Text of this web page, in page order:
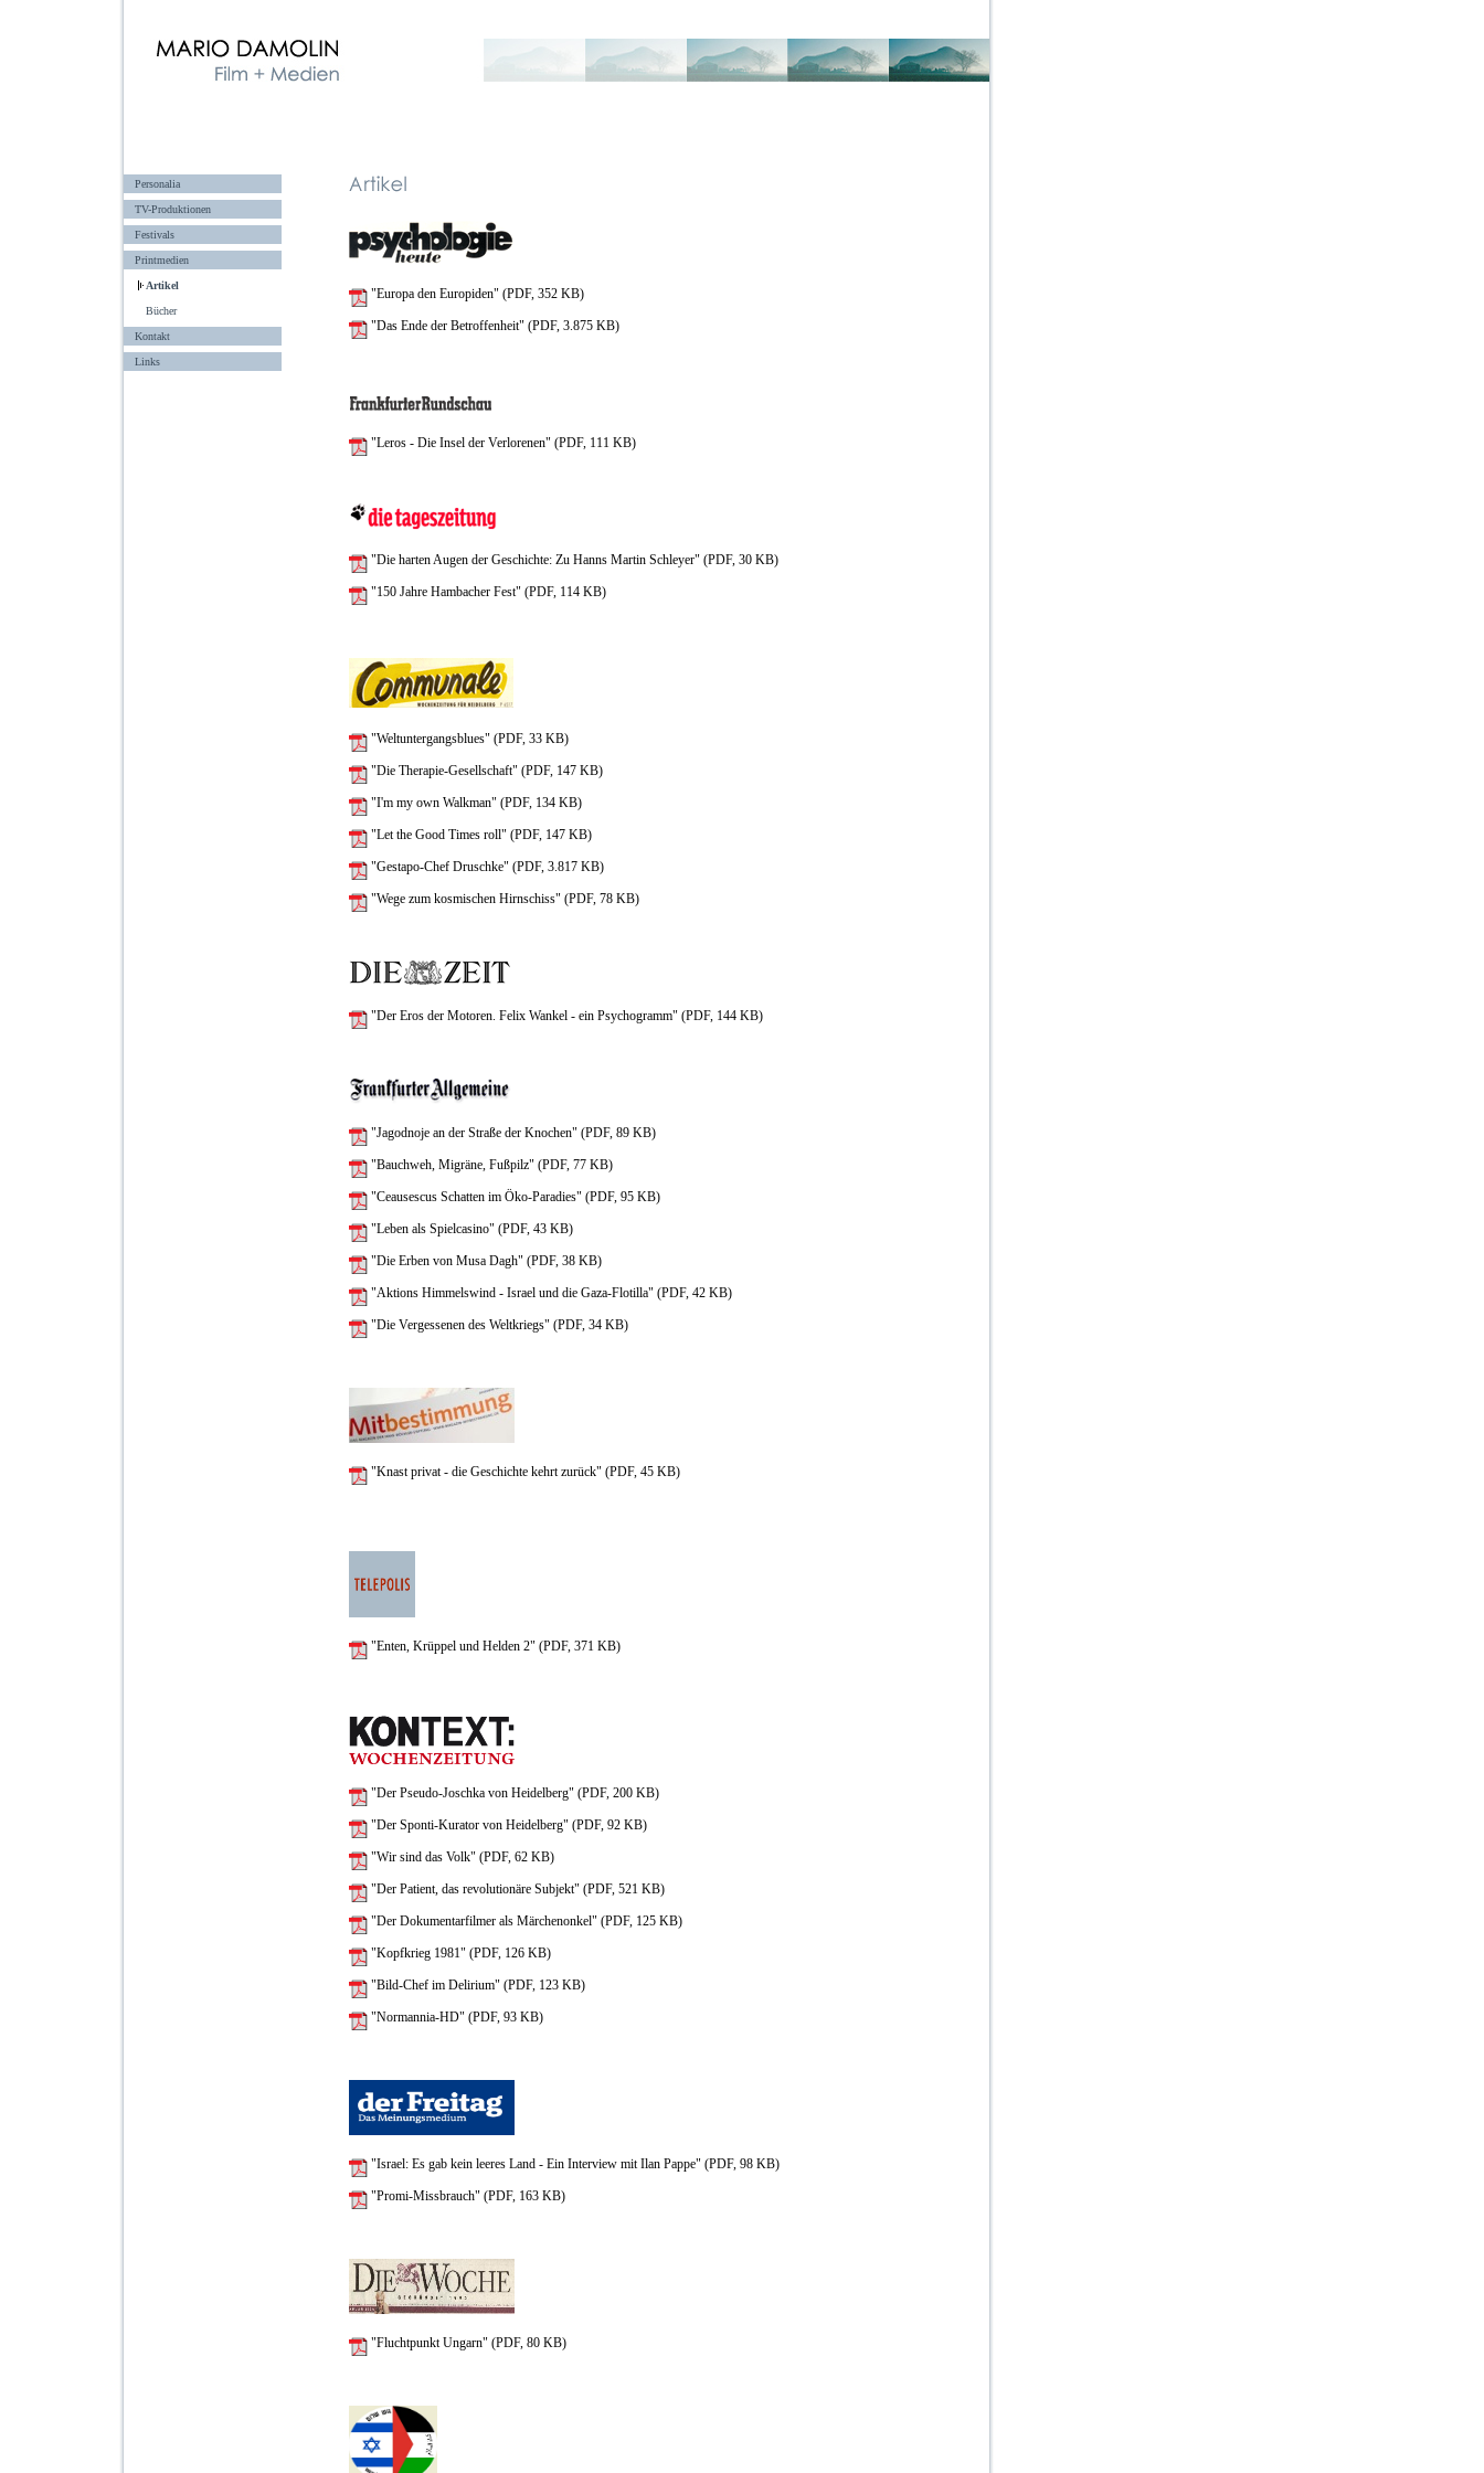
Personalia
TV-Produktionen
Festivals
Printmedien
Artikel
Bücher
Kontakt
Links
"Europa den Europiden" (PDF, 352 KB)
"Das Ende der Betroffenheit" (PDF, 3.875 KB)
"Leros - Die Insel der Verlorenen" (PDF, 111 KB)
"Die harten Augen der Geschichte: Zu Hanns Martin Schleyer" (PDF, 30 KB)
"150 Jahre Hambacher Fest" (PDF, 114 KB)
"Weltuntergangsblues" (PDF, 33 KB)
"Die Therapie-Gesellschaft" (PDF, 147 KB)
"I'm my own Walkman" (PDF, 134 KB)
"Let the Good Times roll" (PDF, 147 KB)
"Gestapo-Chef Druschke" (PDF, 3.817 KB)
"Wege zum kosmischen Hirnschiss" (PDF, 78 KB)
"Der Eros der Motoren. Felix Wankel - ein Psychogramm" (PDF, 144 KB)
"Jagodnoje an der Straße der Knochen" (PDF, 89 KB)
"Bauchweh, Migräne, Fußpilz" (PDF, 77 KB)
"Ceausescus Schatten im Öko-Paradies" (PDF, 95 KB)
"Leben als Spielcasino" (PDF, 43 KB)
"Die Erben von Musa Dagh" (PDF, 38 KB)
"Aktions Himmelswind - Israel und die Gaza-Flotilla" (PDF, 42 KB)
"Die Vergessenen des Weltkriegs" (PDF, 34 KB)
"Knast privat - die Geschichte kehrt zurück" (PDF, 45 KB)
"Enten, Krüppel und Helden 2" (PDF, 371 KB)
"Der Pseudo-Joschka von Heidelberg" (PDF, 200 KB)
"Der Sponti-Kurator von Heidelberg" (PDF, 92 KB)
"Wir sind das Volk" (PDF, 62 KB)
"Der Patient, das revolutionäre Subjekt" (PDF, 521 KB)
"Der Dokumentarfilmer als Märchenonkel" (PDF, 125 KB)
"Kopfkrieg 1981" (PDF, 126 KB)
"Bild-Chef im Delirium" (PDF, 123 KB)
"Normannia-HD" (PDF, 93 KB)
"Israel: Es gab kein leeres Land - Ein Interview mit Ilan Pappe" (PDF, 98 KB)
"Promi-Missbrauch" (PDF, 163 KB)
"Fluchtpunkt Ungarn" (PDF, 80 KB)